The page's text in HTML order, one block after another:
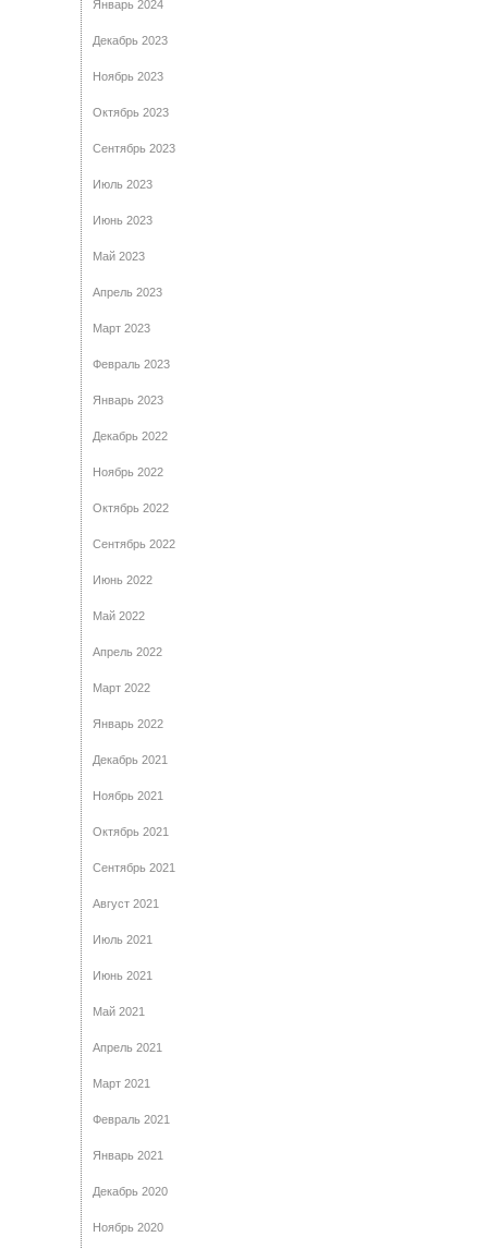
Январь 2024
Декабрь 2023
Ноябрь 2023
Октябрь 2023
Сентябрь 2023
Июль 2023
Июнь 2023
Май 2023
Апрель 2023
Март 2023
Февраль 2023
Январь 2023
Декабрь 2022
Ноябрь 2022
Октябрь 2022
Сентябрь 2022
Июнь 2022
Май 2022
Апрель 2022
Март 2022
Январь 2022
Декабрь 2021
Ноябрь 2021
Октябрь 2021
Сентябрь 2021
Август 2021
Июль 2021
Июнь 2021
Май 2021
Апрель 2021
Март 2021
Февраль 2021
Январь 2021
Декабрь 2020
Ноябрь 2020